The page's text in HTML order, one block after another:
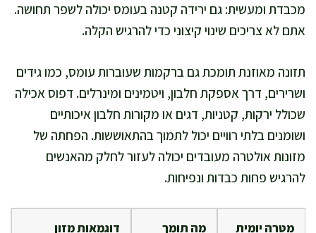
מכבדת ומעשית: גם ירידה קטנה בעומס יכולה לשפר תחושה.
אתם לא צריכים שינוי קיצוני כדי להרגיש הקלה.
תזונה מאוזנת תומכת גם ברקמות שעוברות עומס, כמו גידים
ושרירים, דרך אספקת חלבון, ויטמינים ומינרלים. דפוס אכילה
שכולל ירקות, קטניות, דגים או מקורות חלבון איכותיים
ושומנים בלתי רוויים יכול לתמוך בהתאוששות. הפחתה של
מזונות אולטרה מעובדים יכולה לעזור לחלק מהאנשים
להרגיש פחות כבדות ונפיחות.
מטרה יומית מה תומך דוגמאות מזון